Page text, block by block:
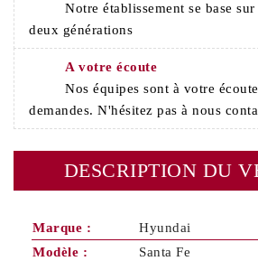
Notre établissement se base
deux générations
A votre écoute
Nos équipes sont à votre
demandes. N'hésitez pas à nous
DESCRIPTION DU
Marque :
Hyundai
Modèle :
Santa Fe